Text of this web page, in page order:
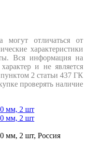
могут отличаться от
характеристики
Вся информация на
и не является
2 статьи 437 ГК
проверять наличие
мм, 2 шт
мм, 2 шт
мм, 2 шт, Россия